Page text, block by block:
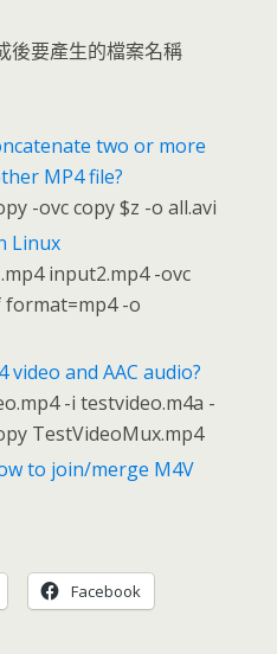
要產生的檔案名稱
two or more
MP4 file?
-ovc copy $z -o all.avi
Linux
input2.mp4 -ovc
format=mp4 -o
and AAC audio?
-i testvideo.m4a -
TestVideoMux.mp4
to join/merge M4V
Facebook